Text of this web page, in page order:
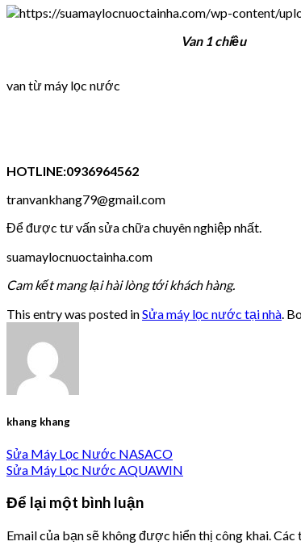
Van 1 chiều
van từ máy lọc nước
HOTLINE:0936964562
tranvankhang79@gmail.com
Để được tư vấn sửa chữa chuyên nghiệp nhất.
suamaylocnuoctainha.com
Cam kết mang lại hài lòng tới khách hàng.
This entry was posted inSửa máy lọc nước tại nhà .
khang khang
Sửa Máy Lọc Nước NASACO
Sửa Máy Lọc Nước AQUAWIN
Để lại một bình luận
Email của bạn sẽ không được hiển thị công khai. Các